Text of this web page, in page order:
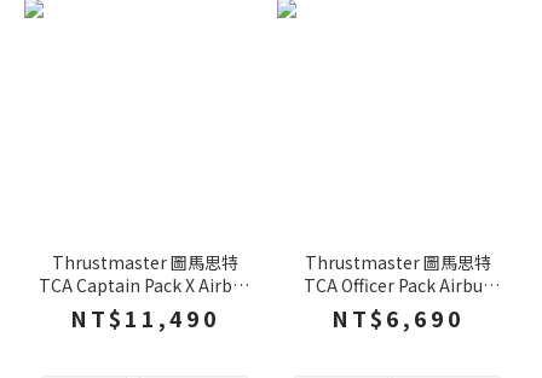
Thrustmaster 圖馬思特
TCA Captain Pack X Airbus
Edition 機師組大全配 PC
XBOX
NT$11,490
Thrustmaster 圖馬思特
TCA Officer Pack Airbus
Edition 機師組合包 飛機搖
桿 PC
NT$6,690